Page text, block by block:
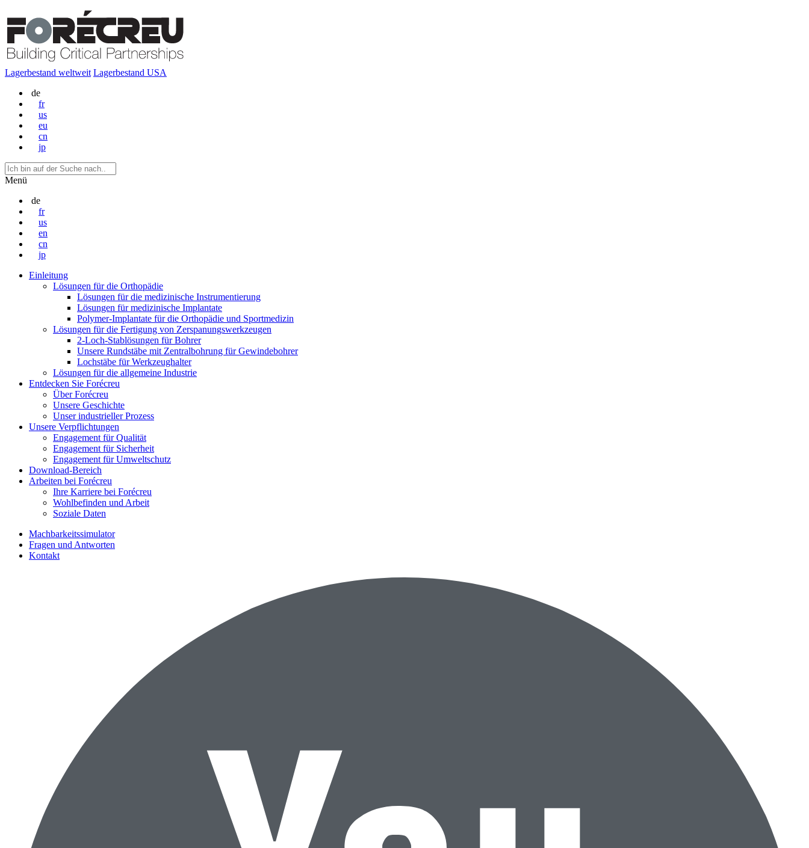
Lagerbestand weltweit Lagerbestand USA
de
fr
us
eu
cn
jp
Menü
de
fr
us
en
cn
jp
Einleitung
Lösungen für die Orthopädie
Lösungen für die medizinische Instrumentierung
Lösungen für medizinische Implantate
Polymer-Implantate für die Orthopädie und Sportmedizin
Lösungen für die Fertigung von Zerspanungswerkzeugen
2-Loch-Stablösungen für Bohrer
Unsere Rundstäbe mit Zentralbohrung für Gewindebohrer
Lochstäbe für Werkzeughalter
Lösungen für die allgemeine Industrie
Entdecken Sie Forécreu
Über Forécreu
Unsere Geschichte
Unser industrieller Prozess
Unsere Verpflichtungen
Engagement für Qualität
Engagement für Sicherheit
Engagement für Umweltschutz
Download-Bereich
Arbeiten bei Forécreu
Ihre Karriere bei Forécreu
Wohlbefinden und Arbeit
Soziale Daten
Machbarkeitssimulator
Fragen und Antworten
Kontakt